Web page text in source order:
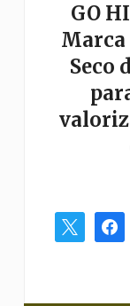
GO
Marca
Seco